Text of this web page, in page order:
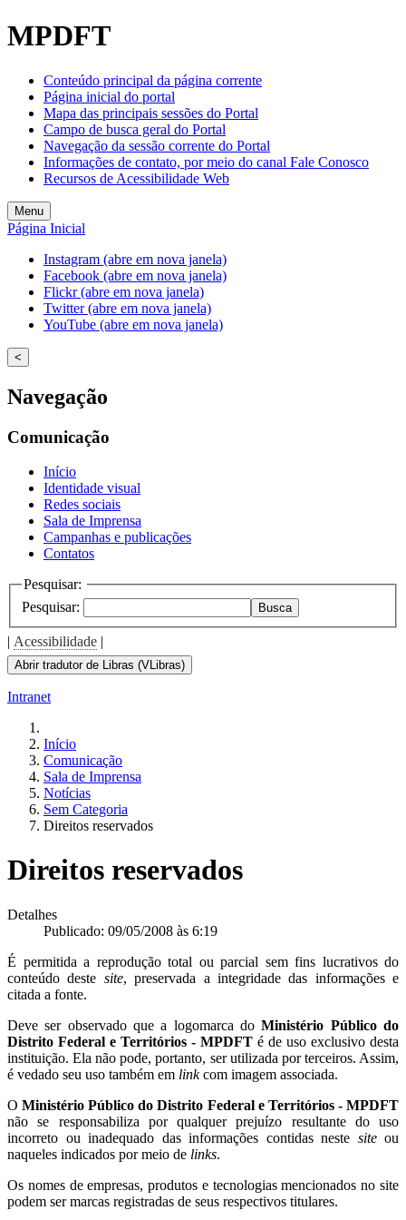
Welcome
to
One
Accessibility
screen
reader.
start
All
in
One
Accessibility
screen
reader,
press
"Ctrl
/".
This
shortcut
activates
screen
help
navigate
interact
the
content.
MPDFT
Conteúdo principal da página corrente
Página inicial do portal
Mapa das principais sessões do Portal
Campo de busca geral do Portal
Navegação da sessão corrente do Portal
Informações de contato, por meio do canal Fale Conosco
Recursos de Acessibilidade Web
Menu
Página Inicial
Instagram (abre em nova janela)
Facebook (abre em nova janela)
Flickr (abre em nova janela)
Twitter (abre em nova janela)
YouTube (abre em nova janela)
<
Navegação
Comunicação
Início
Identidade visual
Redes sociais
Sala de Imprensa
Campanhas e publicações
Contatos
Pesquisar:
Pesquisar:
Busca
| Acessibilidade |
Abrir tradutor de Libras (VLibras)
Intranet
Início
Comunicação
Sala de Imprensa
Notícias
Sem Categoria
Direitos reservados
Direitos reservados
Detalhes
Publicado: 09/05/2008 às 6:19
É permitida a reprodução total ou parcial sem fins lucrativos do
conteúdo deste site, preservada a integridade das informações e
citada a fonte.
Deve ser observado que a logomarca doMinistério Público do
Distrito Federal e Territórios - MPDFT é de uso exclusivo desta
instituição. Ela não pode, portanto, ser utilizada por terceiros. Assim,
é vedado seu uso também em linkcom imagem associada.
OMinistério Público do Distrito Federal e Territórios - MPDFT
não se responsabiliza por qualquer prejuízo resultante do uso
incorreto ou inadequado das informações contidas neste siteou
naqueles indicados por meio de links.
Os nomes de empresas, produtos e tecnologias mencionados no site
podem ser marcas registradas de seus respectivos titulares.